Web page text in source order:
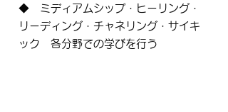
​◆ ミディアムシップ・ヒーリング・
リーディング・チャネリング・サイキ
ック 各分野での学びを行う